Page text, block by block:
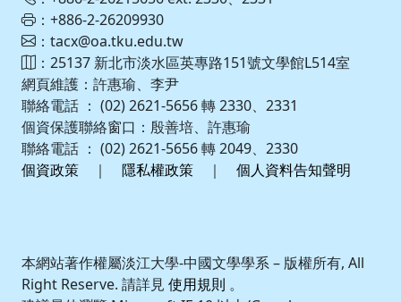
：+886-2-26209930
：tacx@oa.tku.edu.tw
：25137 新北市淡水區英專路151號文學館L514室
網頁維護：許惠瑜、李尹
聯絡電話 ： (02) 2621-5656 轉 2330、2331
個資保護聯絡窗口：殷善培、許惠瑜
聯絡電話 ： (02) 2621-5656 轉 2049、2330
個資政策 ｜ 隱私權政策 ｜ 個人資料告知聲明
本網站著作權屬淡江大學-中國文學學系 – 版權所有, All
Right Reserve. 請詳見 使用規則 。